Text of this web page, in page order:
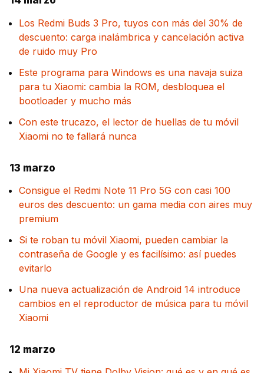
Los Redmi Buds 3 Pro, tuyos con más del 30% de
descuento: carga inalámbrica y cancelación activa
de ruido muy Pro
Este programa para Windows es una navaja suiza
para tu Xiaomi: cambia la ROM, desbloquea el
bootloader y mucho más
Con este trucazo, el lector de huellas de tu móvil
Xiaomi no te fallará nunca
13 marzo
Consigue el Redmi Note 11 Pro 5G con casi 100
euros des descuento: un gama media con aires muy
premium
Si te roban tu móvil Xiaomi, pueden cambiar la
contraseña de Google y es facilísimo: así puedes
evitarlo
Una nueva actualización de Android 14 introduce
cambios en el reproductor de música para tu móvil
Xiaomi
12 marzo